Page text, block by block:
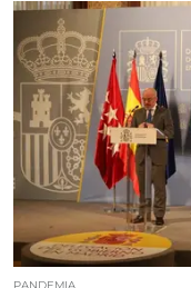
PANDEMIA